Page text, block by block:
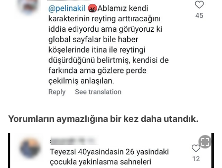
Yorumların aymazlığına bir kez daha utandık.